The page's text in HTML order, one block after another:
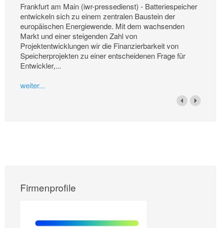
Frankfurt am Main (iwr-pressedienst) - Batteriespeicher
entwickeln sich zu einem zentralen Baustein der
europäischen Energiewende. Mit dem wachsenden
Markt und einer steigenden Zahl von
Projektentwicklungen wir die Finanzierbarkeit von
Speicherprojekten zu einer entscheidenen Frage für
Entwickler,...
weiter...
Firmenprofile